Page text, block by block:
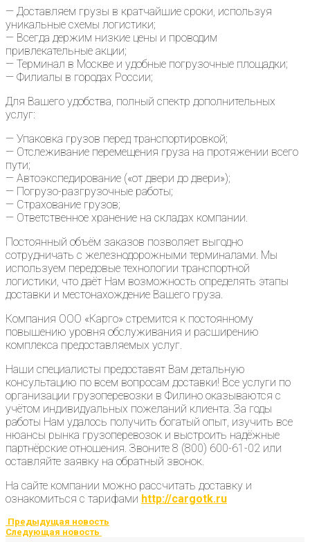
— Доставляем грузы в кратчайшие сроки, используя
уникальные схемы логистики;
— Всегда держим низкие цены и проводим
привлекательные акции;
— Терминал в Москве и удобные погрузочные площадки;
— Филиалы в городах России;
Для Вашего удобства, полный спектр дополнительных
услуг:
— Упаковка грузов перед транспортировкой;
— Отслеживание перемещения груза на протяжении всего
пути;
— Автоэкспедирование («от двери до двери»);
— Погрузо-разгрузочные работы;
— Страхование грузов;
— Ответственное хранение на складах компании.
Постоянный объём заказов позволяет выгодно
сотрудничать с железнодорожными терминалами. Мы
используем передовые технологии транспортной
логистики, что даёт Нам возможность определять этапы
доставки и местонахождение Вашего груза.
Компания ООО «Карго» стремится к постоянному
повышению уровня обслуживания и расширению
комплекса предоставляемых услуг.
Наши специалисты предоставят Вам детальную
консультацию по всем вопросам доставки! Все услуги по
организации грузоперевозки в Филино оказываются с
учётом индивидуальных пожеланий клиента. За годы
работы Нам удалось получить богатый опыт, изучить все
нюансы рынка грузоперевозок и выстроить надёжные
партнёрские отношения. Звоните 8 (800) 600-61-02 или
оставляйте заявку на обратный звонок.
На сайте компании можно рассчитать доставку и
ознакомиться с тарифами http://cargotk.ru
Предыдущая новость
Следующая новость